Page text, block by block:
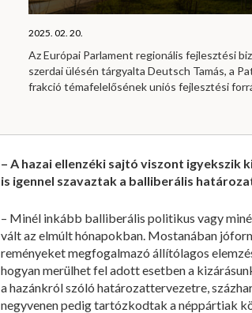
2025. 02. 20.
Az Európai Parlament regionális fejlesztési
szerdai ülésén tárgyalta Deutsch Tamás, a
frakció témafelelősének uniós fejlesztési
– A hazai ellenzéki sajtó viszont igyekszik
is igennel szavaztak a balliberális
– Minél inkább balliberális politikus vagy
vált az elmúlt hónapokban. Mostanában
reményeket megfogalmazó állítólagos
hogyan merülhet fel adott esetben a
a hazánkról szóló határozattervezetre,
negyvenen pedig tartózkodtak a néppártiak